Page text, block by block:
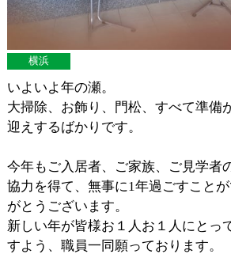
横浜
いよいよ年の瀬。
大掃除、お飾り、門松、すべて準備
迎えするばかりです。
今年もご入居者、ご家族、ご見学者
協力を得て、無事に1年過ごすこと
がとうございます。
新しい年が皆様お１人お１人にとっ
すよう、職員一同願っております。